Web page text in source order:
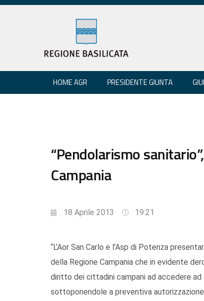
HOME AGR PRESIDENTE GIUNTA
“Pendolarismo
Campania
18 Aprile 2013 19:21
“L’Aor San Carlo e l’Asp di Potenza
della Regione Campania che in evidente
diritto dei cittadini campani ad accedere
sottoponendole a preventiva